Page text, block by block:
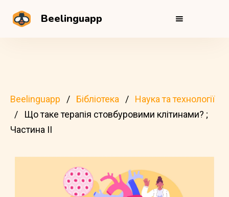
Beelinguapp
Beelinguapp Бібліотека
Наука та технології
Що таке терапія стовбуровими клітинами? ;
Частина II